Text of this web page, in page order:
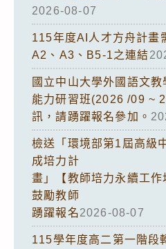
2026-08-07
115年度AI人才方舟計畫
A2、A3、B5-1之連結
國立中山大學外國語文
能力研習班(2026 /09 ~
訊，請踴躍報名參加。
檢送「環境部第1屆高級
成培力計
畫」【教師培力永續工
鼓勵教師
踴躍報名2026-08-07
115學年度高二第一階段